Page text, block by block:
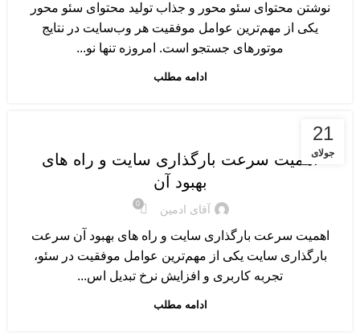
نوشتن محتوای سئو محور و جذاب تولید محتوای سئو محور
یکی از مهم‌ترین عوامل موفقیت هر وب‌سایت در نتایج
موتورهای جستجو است. امروزه تنها نو...
ادامه مطلب
21
جولای
آموزش سئو پایه و مقدماتی
اهمیت سرعت بارگذاری سایت و راه های
بهبود آن
آقای ادمین 0
اهمیت سرعت بارگذاری سایت و راه های بهبود آن سرعت
بارگذاری سایت یکی از مهم‌ترین عوامل موفقیت در سئو،
تجربه کاربری و افزایش نرخ تبدیل اس...
ادامه مطلب